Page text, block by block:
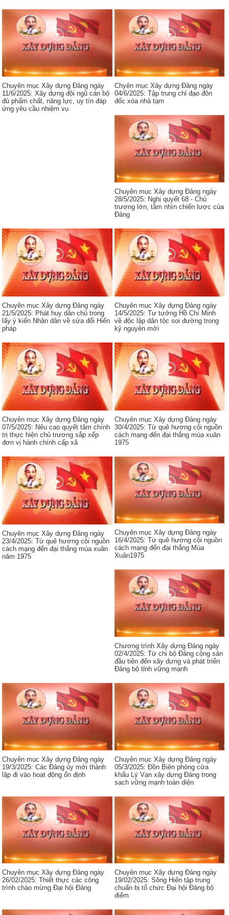
Chuyên mục Xây dựng Đảng ngày
11/6/2025: Xây dựng đội ngũ cán bộ
đủ phẩm chất, năng lực, uy tín đáp
ứng yêu cầu nhiệm vụ
Chyên mục Xây dựng Đảng ngày
04/6/2025: Tập trung chỉ đạo đôn
đốc xóa nhà tạm
Chuyên mục Xây dựng Đảng ngày
28/5/2025: Nghị quyết 68 - Chủ
trương lớn, tầm nhìn chiến lược của
Đảng
Chuyên mục Xây dựng Đảng ngày
21/5/2025: Phát huy dân chủ trong
lấy ý kiến Nhân dân về sửa đổi Hiến
pháp
Chuyên mục Xây dựng Đảng ngày
14/5/2025: Tư tưởng Hồ Chí Minh
về độc lập dân tộc soi đường trong
kỷ nguyên mới
Chuyên mục Xây dựng Đảng ngày
07/5/2025: Nêu cao quyết tâm chính
trị thực hiện chủ trương sắp xếp
đơn vị hành chính cấp xã
Chuyên mục Xây dựng Đảng ngày
30/4/2025: Từ quê hương cội nguồn
cách mạng đến đại thắng mùa xuân
1975
Chuyên mục Xây dựng Đảng ngày
23/4/2025: Từ quê hương cội nguồn
cách mạng đến đại thắng mùa xuân
năm 1975
Chuyên mục Xây dựng Đảng ngày
16/4/2025: Từ quê hương cội nguồn
cách mạng đến đại thắng Mùa
Xuân1975
Chương trình Xây dựng Đảng ngày
02/4/2025: Từ chi bộ Đảng cộng sản
đầu tiên đến xây dựng và phát triển
Đảng bộ tỉnh vững mạnh
Chuyên mục Xây dựng Đảng ngày
19/3/2025: Các Đảng ủy mới thành
lập đi vào hoạt động ổn định
Chuyên mục Xây dựng Đảng ngày
05/3/2025: Đồn Biên phòng cửa
khẩu Lý Vạn xây dựng Đảng trong
sạch vững mạnh toàn diện
Chuyên mục Xây dựng Đảng ngày
26/02/2025: Thiết thực các công
trình chào mừng Đại hội Đảng
Chuyên mục Xây dựng Đảng ngày
19/02/2025: Sông Hiến tập trung
chuẩn bị tổ chức Đại hội Đảng bộ
điểm